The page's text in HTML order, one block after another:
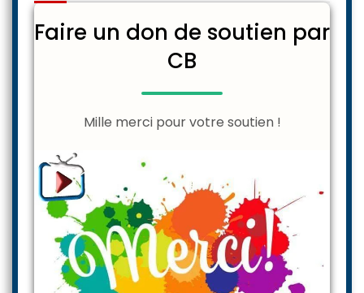
Faire un don de soutien par
CB
Mille merci pour votre soutien !